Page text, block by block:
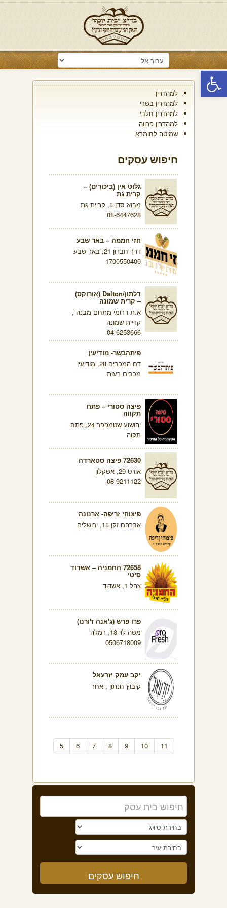
פתח סרגל נגישות
למהדרין
למהדרין בשרי
למהדרין חלבי
למהדרין פרווה
שמיטה לחומרא
חיפוש עסקים
גלוט אין (ביכורים) –
קרית גת
מבוא סדן 3, קריית גת
08-6447628
חזי חממה – באר שבע
דרך חברון 21, באר שבע
1700550400
דלתון/Dalton (אורוקס)
– קרית שמונה
א.ת דרומי מתחם מבנה ,
קריית שמונה
04-6253666
פיתהבשר- מודיעין
דם המכבים 28, מודיעין
מכבים רעות
פיצה סטורי – פתח
תקווה
יהושוע שטמפפר 24, פתח
תקוה
72630 פיצה סטארדה
אורט 29, אשקלון
08-9211122
פיצוחי זריפה- ארנונה
אברהם זקן 13, ירושלים
72658 החמניה – אשדוד
סיטי
צהל 1, אשדוד
פרו פרש (ג'אנה ז'ורנו)
משה לוי 18, רמלה
0506718009
יקב עמק יזרעאל
קיבוץ חנתון , אחר
5 6 7 8 9 10 11